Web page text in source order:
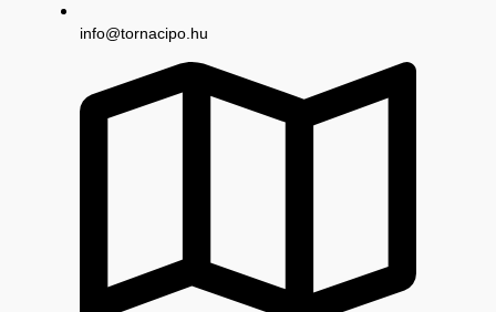
info@tornacipo.hu